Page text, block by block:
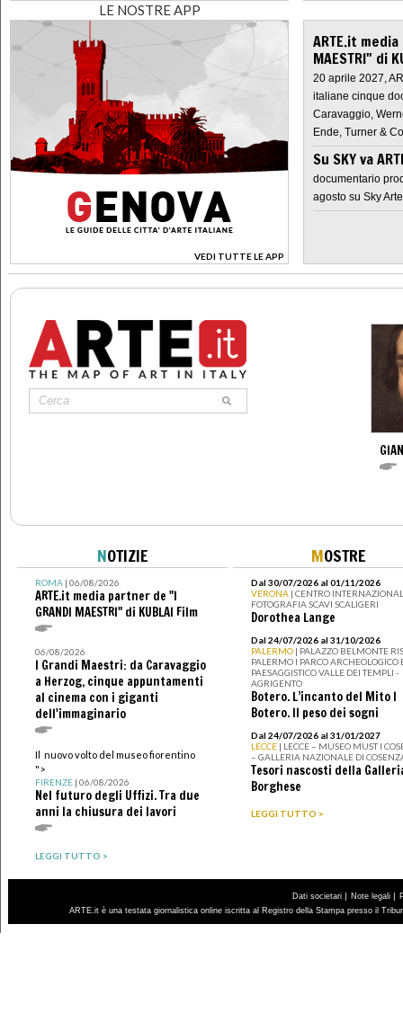
LE NOSTRE APP
VEDI TUTTE LE APP
>
ARTE.it
MAESTRI" di
20 aprile 2027,
italiane cinque
Caravaggio,
Ende, Turner &
Su SKY va
documentario
agosto su Sky Arte
NOTIZIE
ROMA| 06/08/2026
ARTE.it media partner de "I
GRANDI MAESTRI" di KUBLAI Film
06/08/2026
I Grandi Maestri: da Caravaggio
a Herzog, cinque appuntamenti
al cinema con i giganti
dell'immaginario
Il nuovo volto del museo fiorentino
">
FIRENZE| 06/08/2026
Nel futuro degli Uffizi. Tra due
anni la chiusura dei lavori
LEGGI TUTTO >
MOSTRE
Dal 30/07/2026 al 01/11/2026
VERONA | CENTRO
FOTOGRAFIA SCAVI SCALIGERI
Dorothea Lange
Dal 24/07/2026 al 31/10/2026
PALERMO | PALAZZO BELMONTE
PALERMO I PARCO ARCHEOLOGICO
PAESAGGISTICO VALLE DEI TEMPLI -
AGRIGENTO
Botero. L’incanto del Mito I
Botero. Il peso dei sogni
Dal 24/07/2026 al 31/01/2027
LECCE | LECCE – MUSEO MUST I
– GALLERIA NAZIONALE DI
Tesori nascosti della
Borghese
LEGGI TUTTO >
Dati societari | Note legali |
ARTE.it è una testata giornalistica online iscritta al Registro della Stampa presso il